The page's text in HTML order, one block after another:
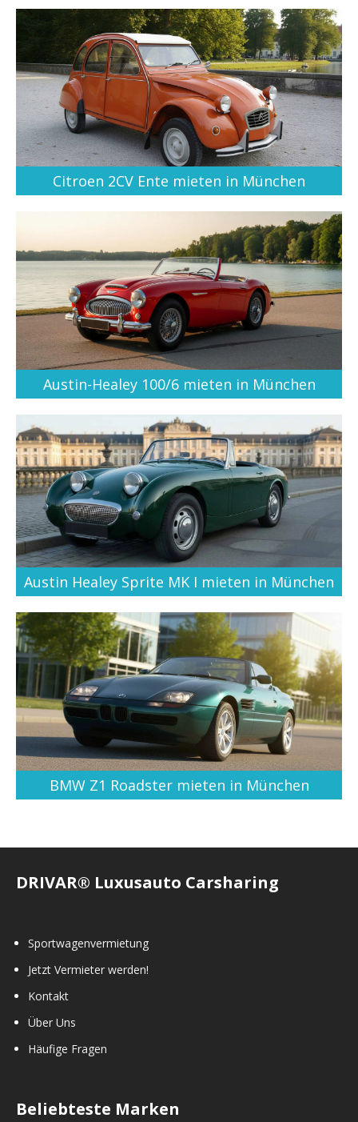
Citroen 2CV Ente mieten in München
Austin-Healey 100/6 mieten in München
Austin Healey Sprite MK I mieten in München
BMW Z1 Roadster mieten in München
DRIVAR® Luxusauto Carsharing
Sportwagenvermietung
Jetzt Vermieter werden!
Kontakt
Über Uns
Häufige Fragen
Beliebteste Marken